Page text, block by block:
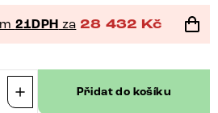
21DPH za 28 432 Kč
Přidat do košíku